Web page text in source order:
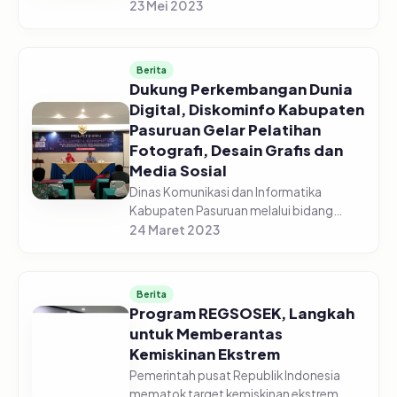
menghadiri Rapat Koordinasi
secara vir...
23 Mei 2023
Berita
Dukung Perkembangan Dunia
Digital, Diskominfo Kabupaten
Pasuruan Gelar Pelatihan
Fotografi, Desain Grafis dan
Media Sosial
Dinas Komunikasi dan Informatika
Kabupaten Pasuruan melalui bidang
Informasi dan Komunikasi Publik (IKP)
24 Maret 2023
Berita
Program REGSOSEK, Langkah
untuk Memberantas
Kemiskinan Ekstrem
Pemerintah pusat Republik Indonesia
mematok target kemiskinan ekstrem